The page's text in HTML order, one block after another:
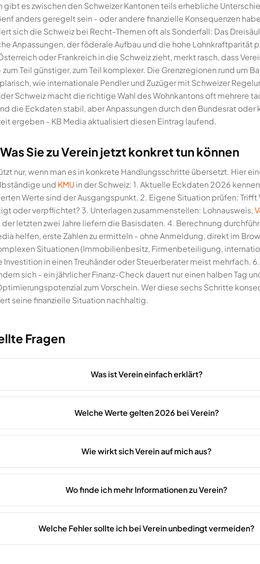
gibt es zwischen den Schweizer Kantonen teils erhebliche
anders geregelt sein - oder andere finanzielle Konsequenzen
sich die Schweiz bei Recht-Themen oft als Sonderfall: Das
Anpassungen, der föderale Aufbau und die hohe Lohnkraftparität
oder Frankreich in die Schweiz zieht, merkt rasch, dass
Teil günstiger, zum Teil komplexer. Die Grenzregionen rund um
wie internationale Pendler und Zuzüger mit Schweizer
Schweiz macht die richtige Wahl des Wohnkantons oft mehrere
die Eckdaten stabil, aber Anpassungen durch den Bundesrat oder
ergeben - KB Media aktualisiert diesen Eintrag laufend.
Sie zu Verein jetzt konkret tun können
nur, wenn man es in konkrete Handlungsschritte übersetzt. Hier
und KMU in der Schweiz: 1. Aktuelle Eckdaten 2026
Werte sind der Ausgangspunkt. 2. Eigene Situation prüfen: Trifft
oder verpflichtet? 3. Unterlagen zusammenstellen: Lohnausweis,
letzten zwei Jahre liefern die Basisdaten. 4. Berechnung
helfen, erste Zahlen zu ermitteln - ohne Anmeldung, direkt im
Situationen (Immobilienbesitz, Firmenbeteiligung,
in einen Treuhänder oder Steuerberater meist mehrfach.
sich - ein jährlicher Finanz-Check dauert nur einen halben Tag
zum Vorschein. Wer diese sechs Schritte
seine finanzielle Situation nachhaltig.
Fragen
Was ist Verein einfach erklärt?
Welche Werte gelten 2026 bei Verein?
Wie wirkt sich Verein auf mich aus?
Wo finde ich mehr Informationen zu Verein?
Welche Fehler sollte ich bei Verein unbedingt vermeiden?